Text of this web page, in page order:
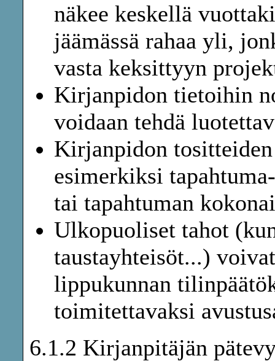
näkee keskellä
jäämässä rahaa yli,
vasta keksittyyn
Kirjanpidon tietoihin
voidaan tehdä
Kirjanpidon
esimerkiksi
tai tapahtuman
Ulkopuoliset tahot
taustayhteisöt...)
lippukunnan
toimitettavaksi
6.1.2 Kirjanpitäjän